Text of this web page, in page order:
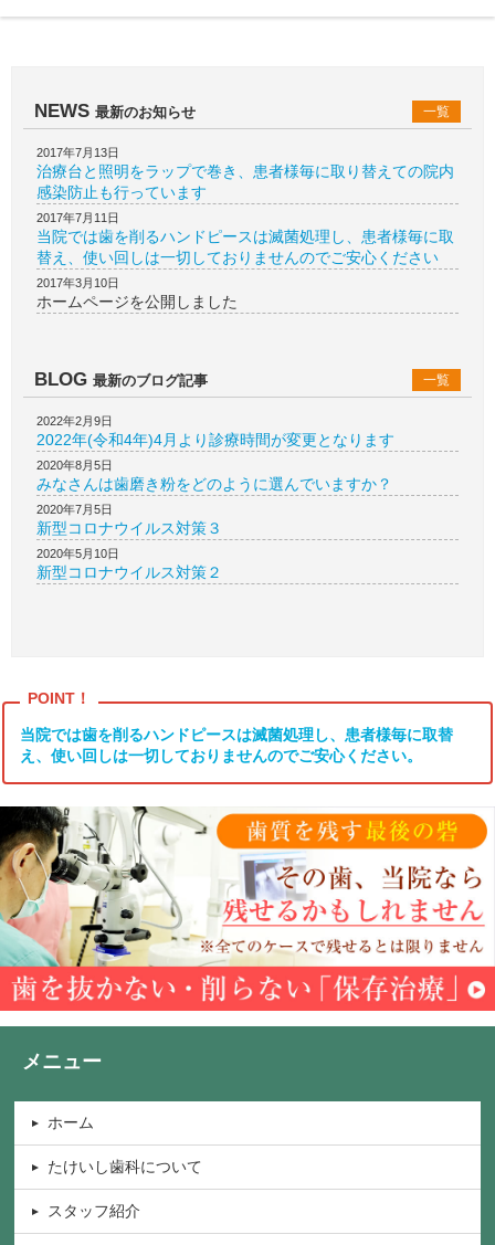
NEWS 最新のお知らせ 一覧
2017年7月13日
治療台と照明をラップで巻き、患者様毎に取り替えての院内
感染防止も行っています
2017年7月11日
当院では歯を削るハンドピースは滅菌処理し、患者様毎に取
替え、使い回しは一切しておりませんのでご安心ください
2017年3月10日
ホームページを公開しました
BLOG 最新のブログ記事 一覧
2022年2月9日
2022年(令和4年)4月より診療時間が変更となります
2020年8月5日
みなさんは歯磨き粉をどのように選んでいますか？
2020年7月5日
新型コロナウイルス対策３
2020年5月10日
新型コロナウイルス対策２
当院では歯を削るハンドピースは滅菌処理し、患者様毎に取替
え、使い回しは一切しておりませんのでご安心ください。
メニュー
ホーム
たけいし歯科について
スタッフ紹介